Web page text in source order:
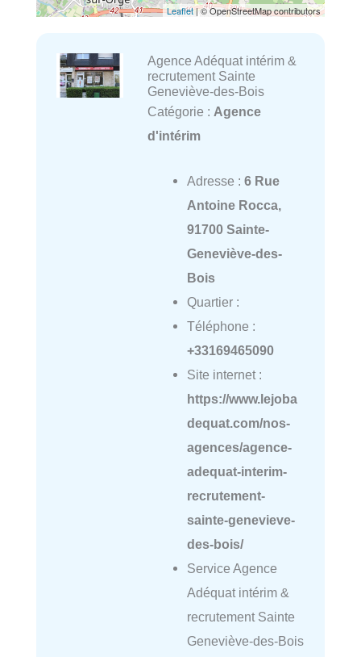
Leaflet| © OpenStreetMap contributors
Agence Adéquat intérim &
recrutement Sainte
Geneviève-des-Bois
Catégorie : Agence
d'intérim
Adresse : 6 Rue
Antoine Rocca,
91700 Sainte-
Geneviève-des-
Bois
Quartier :
Téléphone :
+33169465090
Site internet :
https://www.lejoba
dequat.com/nos-
agences/agence-
adequat-interim-
recrutement-
sainte-genevieve-
des-bois/
Service Agence
Adéquat intérim &
recrutement Sainte
Geneviève-des-Bois